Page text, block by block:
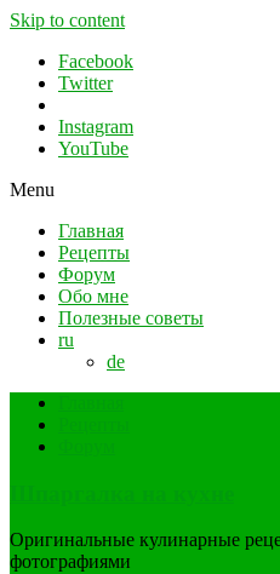
Skip to content
Facebook
Twitter
Instagram
YouTube
Menu
Главная
Рецепты
Форум
Обо мне
Полезные советы
ru
de
Оригинальные кулинарные
фотографиями